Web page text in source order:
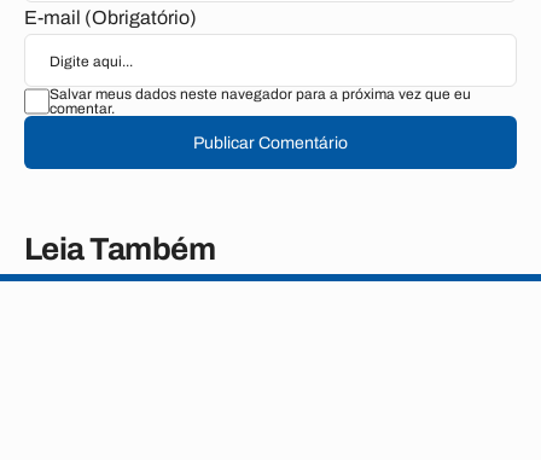
E-mail (Obrigatório)
Salvar meus dados neste navegador para a próxima vez que eu
comentar.
Publicar Comentário
Leia Também